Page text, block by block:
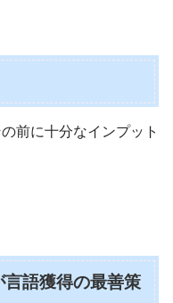
前に十分なインプット
語獲得の最善策